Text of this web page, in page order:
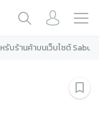
รับร้านค้าบนเว็บไซต์